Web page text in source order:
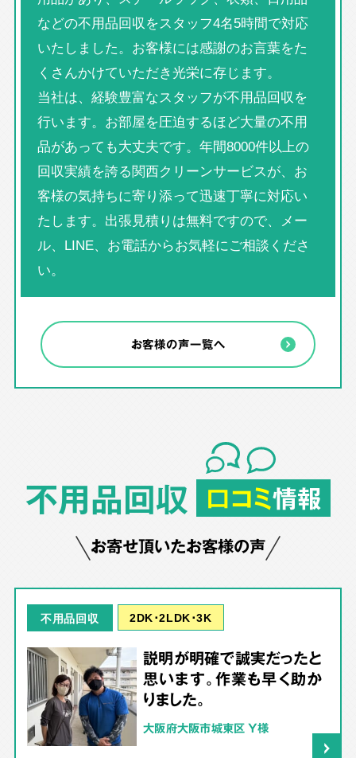
などの不用品回収をスタッフ4名5時間で対応
いたしました。お客様には感謝のお言葉をた
くさんかけていただき光栄に存じます。
当社は、経験豊富なスタッフが不用品回収を
行います。お部屋を圧迫するほど大量の不用
品があっても大丈夫です。年間8000件以上の
回収実績を誇る関西クリーンサービスが、お
客様の気持ちに寄り添って迅速丁寧に対応い
たします。出張見積りは無料ですので、メー
ル、LINE、お電話からお気軽にご相談くださ
い。
お客様の声一覧へ
不用品回収 口コミ情報
お寄せ頂いたお客様の声
不用品回収 2DK･2LDK･3K
説明が明確で誠実だったと
思います。作業も早く助か
りました。
大阪府大阪市城東区 Y様